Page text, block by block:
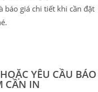
báo giá chi tiết khi cần đặt
YÊU CẦU BÁO
CẦN IN